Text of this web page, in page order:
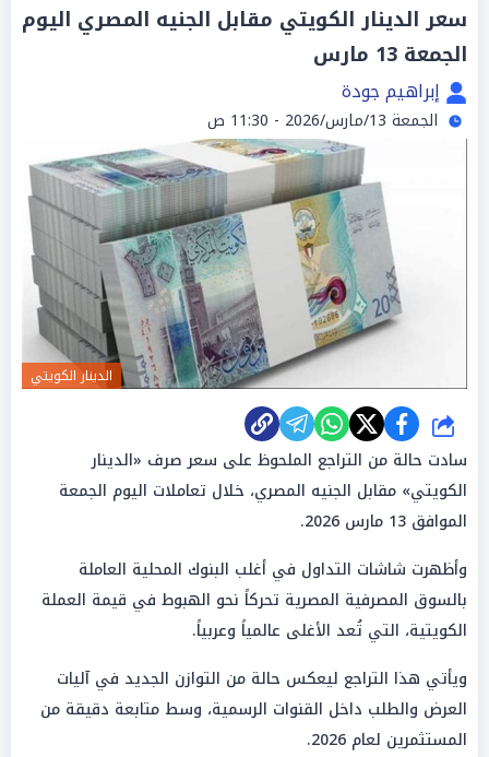
سعر الدينار الكويتي مقابل الجنيه المصري اليوم
الجمعة 13 مارس
إبراهيم جودة
الجمعة 13/مارس/2026 - 11:30 ص
الدينار الكويتي
شارك
سادت حالة من التراجع الملحوظ على سعر صرف «الدينار
الكويتي» مقابل الجنيه المصري، خلال تعاملات اليوم الجمعة
الموافق 13 مارس 2026.
وأظهرت شاشات التداول في أغلب البنوك المحلية العاملة
بالسوق المصرفية المصرية تحركاً نحو الهبوط في قيمة العملة
الكويتية، التي تُعد الأغلى عالمياً وعربياً.
ويأتي هذا التراجع ليعكس حالة من التوازن الجديد في آليات
العرض والطلب داخل القنوات الرسمية، وسط متابعة دقيقة من
المستثمرين لعام 2026.